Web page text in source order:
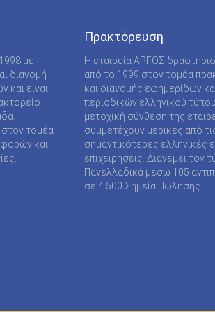
SPA
ΥΠΟΚΑΤΑΣΤΗΜΑ
ΙΚΕ
LTD
με
διανομή
και είναι
στον τομέα
και
Πρακτόρευση
Η εταιρεία ΑΡΓΟΣ
από το 1999 στον τομέα
και διανομής εφημερίδων
περιοδικών ελληνικού
μετοχική σύνθεση της
συμμετέχουν μερικές από
σημαντικότερες ελληνικές
επιχειρήσεις. Διανέμει τον
Πανελλαδικά μέσω 105
σε 4.500 Σημεία Πώλησης.